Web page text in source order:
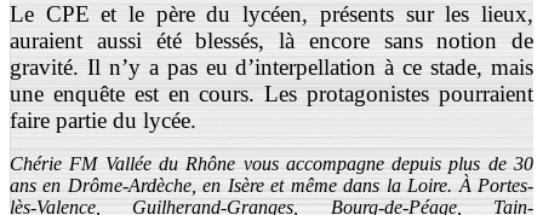
Le CPE et le père du lycéen, présents sur les lieux,
auraient aussi été blessés, là encore sans notion de
gravité. Il n’y a pas eu d’interpellation à ce stade, mais
une enquête est en cours. Les protagonistes pourraient
faire partie du lycée.
Chérie FM Vallée du Rhône vous accompagne depuis plus de 30
ans en Drôme-Ardèche, en Isère et même dans la Loire. À Portes-
lès-Valence, Guilherand-Granges, Bourg-de-Péage, Tain-